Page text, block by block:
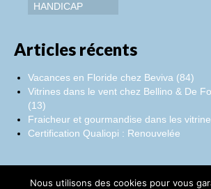
HANDICAP
Articles récents
Vacances en Floride chez Beviva (84)
Vitrines dans le vent chez Bellino & De
(13)
Fraicheur et gourmandise dans les
Certification Qualiopi : Renouvelée
Nous utilisons des cookies pour vous